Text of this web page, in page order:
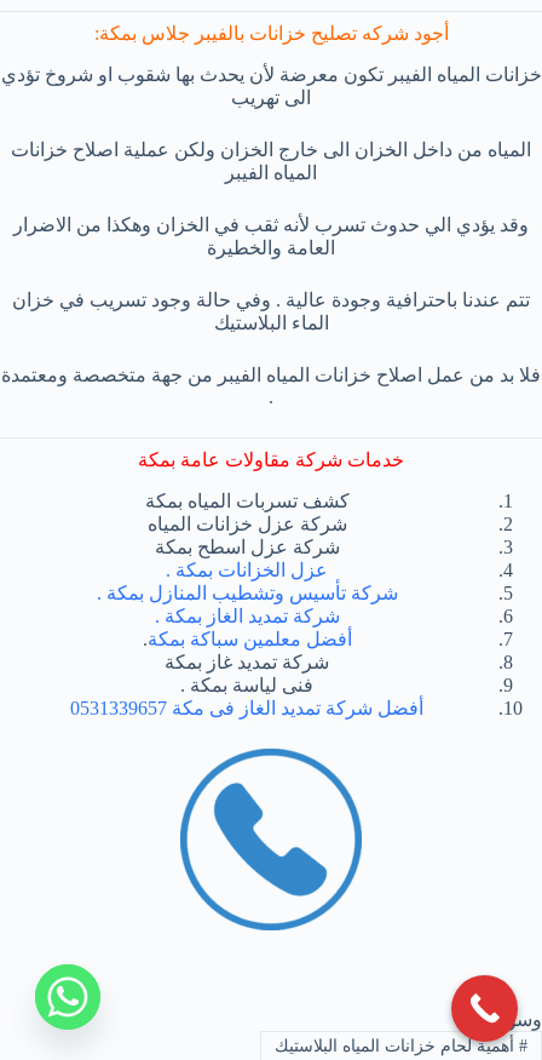
أجود شركه تصليح خزانات بالفيبر جلاس بمكة:
خزانات المياه الفيبر تكون معرضة لأن يحدث بها شقوب او شروخ تؤدي
الى تهريب
المياه من داخل الخزان الى خارج الخزان ولكن عملية اصلاح خزانات
المياه الفيبر
وقد يؤدي الي حدوث تسرب لأنه ثقب في الخزان وهكذا من الاضرار
العامة والخطيرة
تتم عندنا باحترافية وجودة عالية . وفي حالة وجود تسريب في خزان
الماء البلاستيك
فلا بد من عمل اصلاح خزانات المياه الفيبر من جهة متخصصة ومعتمدة
.
خدمات شركة مقاولات عامة بمكة
كشف تسربات المياه بمكة
شركة عزل خزانات المياه
شركة عزل اسطح بمكة
عزل الخزانات بمكة .
شركة تأسيس وتشطيب المنازل بمكة .
شركة تمديد الغاز بمكة .
أفضل معلمين سباكة بمكة.
شركة تمديد غاز بمكة
فنى لياسة بمكة .
أفضل شركة تمديد الغاز فى مكة 0531339657
وسوم
#أهمية لحام خزانات المياه البلاستيك